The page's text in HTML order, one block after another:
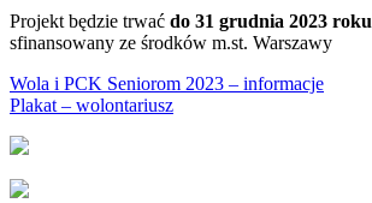
Projekt będzie trwać do 31 grudnia 2023 roku
sfinansowany ze środków m.st. Warszawy
Wola i PCK Seniorom 2023 – informacje
Plakat – wolontariusz